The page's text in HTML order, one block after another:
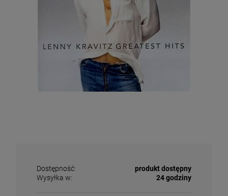
Dostępność:
produkt dostępny
Wysyłka w:
24 godziny